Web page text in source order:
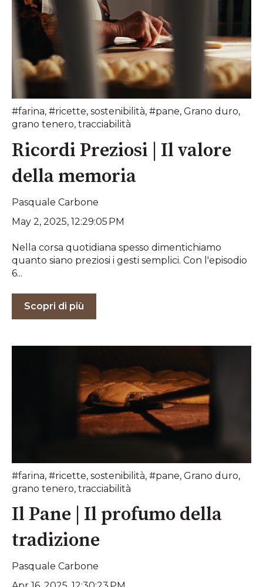
#farina, #ricette, sostenibilità, #pane, Grano duro,
grano tenero, tracciabilità
Ricordi Preziosi | Il valore
della memoria
Pasquale Carbone
May 2, 2025, 12:29:05 PM
Nella corsa quotidiana spesso dimentichiamo
quanto siano preziosi i gesti semplici. Con l'episodio
6...
Scopri di più
#farina, #ricette, sostenibilità, #pane, Grano duro,
grano tenero, tracciabilità
Il Pane | Il profumo della
tradizione
Pasquale Carbone